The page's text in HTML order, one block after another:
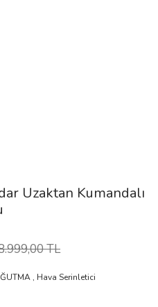
Uzaktan Kumandalı
TL
, Hava Serinletici